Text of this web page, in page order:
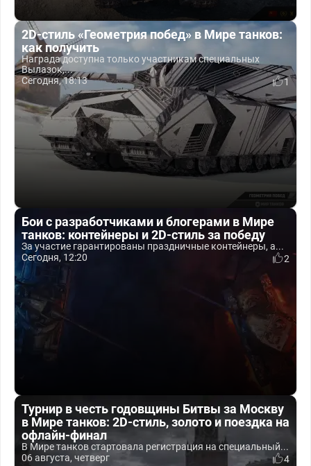
2D-стиль «Геометрия побед» в Мире танков:
как получить
Награда доступна только участникам специальных
Вылазок,...
Сегодня, 18:13
1
Бои с разработчиками и блогерами в Мире
танков: контейнеры и 2D-стиль за победу
За участие гарантированы праздничные контейнеры, а...
Сегодня, 12:20
2
Турнир в честь годовщины Битвы за Москву
в Мире танков: 2D-стиль, золото и поездка на
офлайн-финал
В Мире танков стартовала регистрация на специальный...
06 августа, четверг
4